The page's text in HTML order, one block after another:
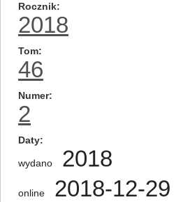
Rocznik
2018
Tom
46
Numer
2
Daty
wydano 2018
online 2018-12-29